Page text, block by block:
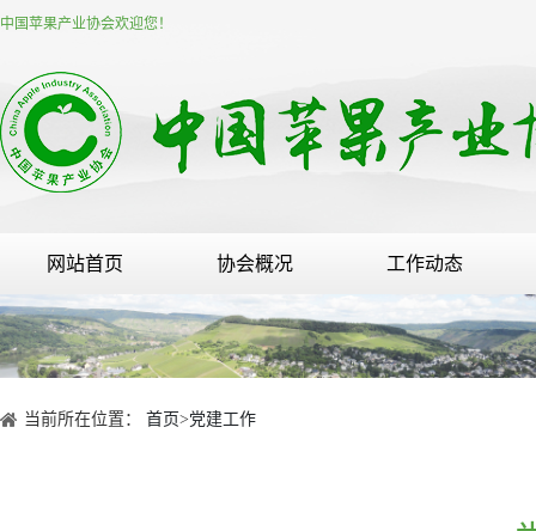
中国苹果产业协会欢迎您！
网站首页 协会概况 工作动态
当前所在位置： 首页>党建工作